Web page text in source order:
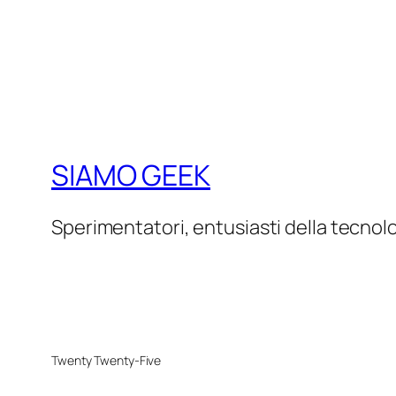
SIAMO GEEK
Sperimentatori, entusiasti della
Twenty Twenty-Five